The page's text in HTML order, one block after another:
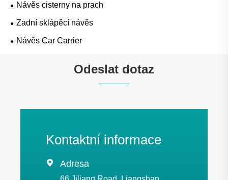
Návěs cisterny na prach
Zadní sklápěcí návěs
Návěs Car Carrier
Odeslat dotaz
Kontaktní informace
 Adresa